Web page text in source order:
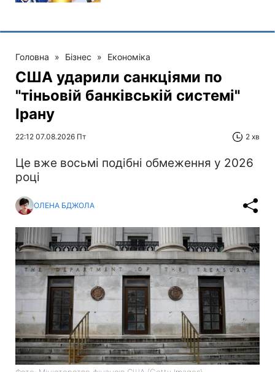
Головна » Бізнес » Економіка
США ударили санкціями по
"тіньовій банківській системі"
Ірану
22:12 07.08.2026 Пт 2 хв
Це вже восьмі подібні обмеження у 2026
році
ОЛЕНА БДЖОЛА